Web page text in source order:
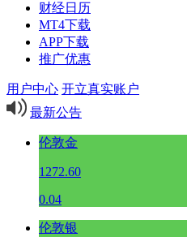
财经日历
MT4下载
APP下载
推广优惠
用户中心 开立真实账户
最新公告
伦敦金
1272.60
0.04
伦敦银